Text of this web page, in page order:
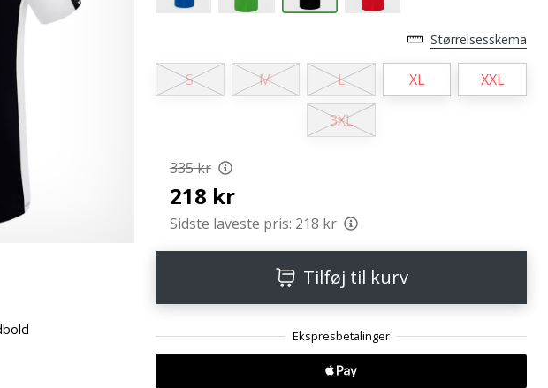
Størrelsesskema
S M L XL XXL
3XL
335 kr
218 kr
Sidste laveste pris: 218 kr
Tilføj til kurv